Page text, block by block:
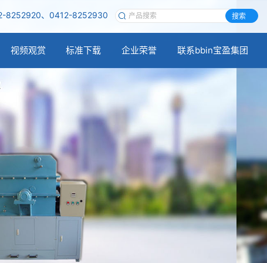
8252920、0412-8252930 搜索
视频观赏 标准下载 企业荣誉 联系bbin宝盈集团